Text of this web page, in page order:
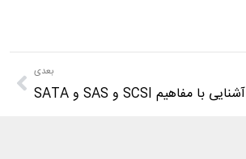
بعدی
آشنایی با مفاهیم SCSI و SAS و SATA